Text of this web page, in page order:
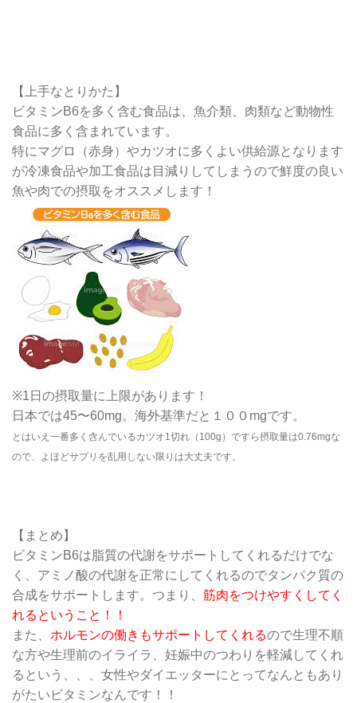
【上手なとりかた】
ビタミンB6を多く含む食品は、魚介類、肉類など動物性
食品に多く含まれています。
特にマグロ（赤身）やカツオに多くよい供給源となります
が冷凍食品や加工食品は目減りしてしまうので鮮度の良い
魚や肉での摂取をオススメします！
※1日の摂取量に上限があります！
日本では45〜60mg。海外基準だと１００mgです。
とはいえ一番多く含んでいるカツオ1切れ（100g）ですら摂取量は0.76mgな
ので、よほどサプリを乱用しない限りは大丈夫です。
【まとめ】
ビタミンB6は脂質の代謝をサポートしてくれるだけでな
く、アミノ酸の代謝を正常にしてくれるのでタンパク質の
合成をサポートします。つまり、 筋肉をつけやすくしてく
れるということ！！
また、 ホルモンの働きもサポートしてくれるので生理不順
な方や生理前のイライラ、妊娠中のつわりを軽減してくれ
るという、、、女性やダイエッターにとってなんともあり
がたいビタミンなんです！！